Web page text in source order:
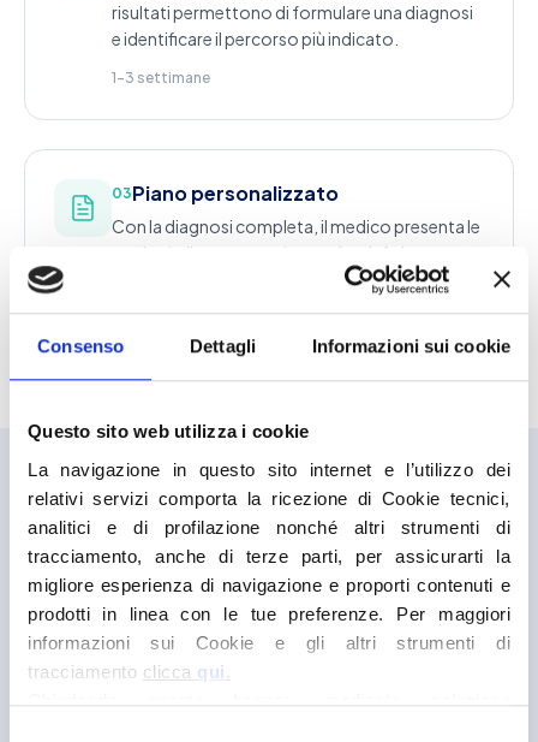
Consenso Dettagli Informazioni sui cookie
Questo sito web utilizza i cookie
La navigazione in questo sito internet e l’utilizzo dei
relativi servizi comporta la ricezione di Cookie tecnici,
analitici e di profilazione nonché altri strumenti di
tracciamento, anche di terze parti, per assicurarti la
migliore esperienza di navigazione e proporti contenuti e
prodotti in linea con le tue preferenze. Per maggiori
informazioni sui Cookie e gli altri strumenti di
tracciamento clicca qui .
Chiudendo questo banner, mediante selezione
risultati permettono di formulare una diagnosi
e identificare il percorso più indicato.
1-3 settimane
03Piano personalizzato
Con la diagnosi completa, il medico presenta le
opzioni, discute tempi e costi, e definisce un
Personalizzato
Iniziare è più semplice di quanto
pensi.
Quando si valuta un percorso importante, le domande
pratiche si accumulano in fretta. Quanto dura il primo
colloquio, in quanto tempo si riceve un riscontro, quanta